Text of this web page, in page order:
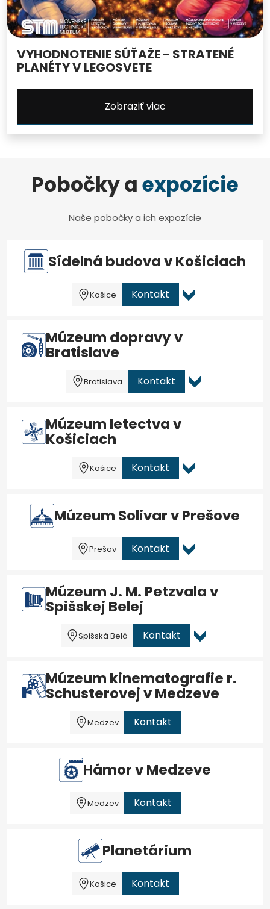
VYHODNOTENIE SÚŤAŽE - STRATENÉ
PLANÉTY V LEGOSVETE
Zobraziť viac
Pobočky aexpozície
Naše pobočky a ich expozície
Sídelná budova v Košiciach
Košice Kontakt
Múzeum dopravy v
Bratislave
Bratislava Kontakt
Múzeum letectva v
Košiciach
Košice Kontakt
Múzeum Solivar v Prešove
Prešov Kontakt
Múzeum J. M. Petzvala v
Spišskej Belej
Spišská Belá Kontakt
Múzeum kinematografie r.
Schusterovej v Medzeve
Medzev Kontakt
Hámor v Medzeve
Medzev Kontakt
Planetárium
Košice Kontakt